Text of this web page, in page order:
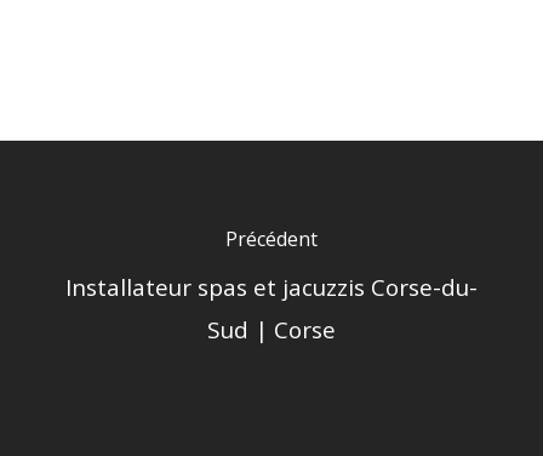
Précédent
Installateur spas et jacuzzis Corse-du-
Sud | Corse